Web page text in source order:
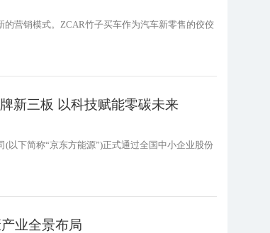
营销模式。ZCAR竹子买车作为汽车新零售的佼佼
新三板 以科技赋能零碳未来
以下简称“京东方能源”)正式通过全国中小企业股份
业全景布局